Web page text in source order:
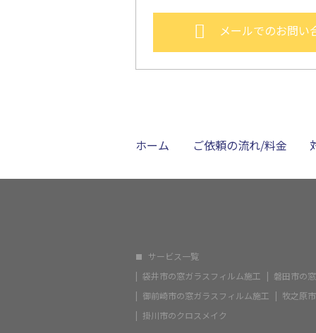
メールでのお問い
ホーム ご依頼の流れ/料金
サービス一覧
袋井市の窓ガラスフィルム施工
磐田市の
御前崎市の窓ガラスフィルム施工
牧之原
掛川市のクロスメイク